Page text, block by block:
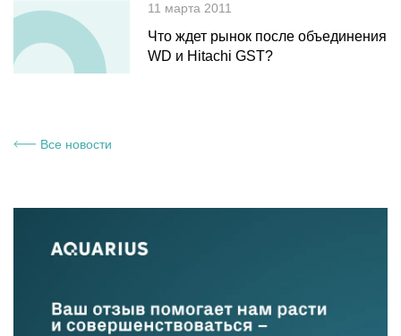
11 марта 2011
Что ждет рынок после объединения
WD и Hitachi GST?
Все новости